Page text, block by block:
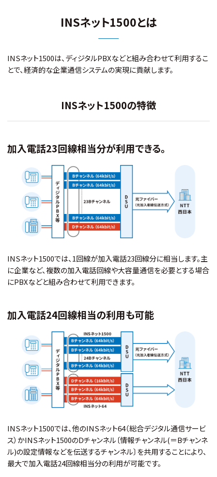
INSネット1500とは
INSネット1500は、ディジタルPBXなどと組み合わせて利用するこ
とで、経済的な企業通信システムの実現に貢献します。
INSネット1500の特徴
加入電話23回線相当分が利用できる。
INSネット1500では、1回線が加入電話23回線分に相当します。主
に企業など、複数の加入電話回線や大容量通信を必要とする場合
にPBXなどと組み合わせて利用できます。
加入電話24回線相当の利用も可能
INSネット1500では、他のINSネット64（総合デジタル通信サービ
ス）かINSネット1500のDチャンネル〔情報チャンネル(＝Bチャンネ
ル)の設定情報などを伝送するチャンネル〕を共用することにより、
最大で加入電話24回線相当分の利用が可能です。